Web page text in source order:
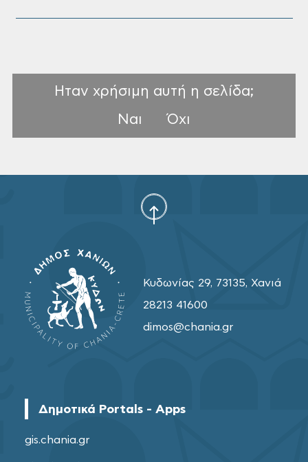
Ηταν χρήσιμη αυτή η σελίδα;
Ναι
Όχι
Κυδωνίας 29, 73135, Χανιά
28213 41600
dimos@chania.gr
Δημοτικά Portals - Apps
gis.chania.gr